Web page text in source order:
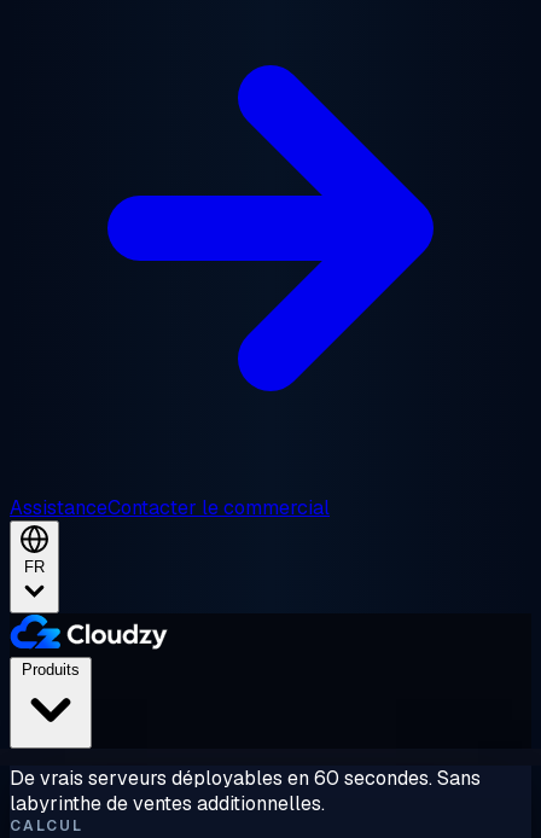
AssistanceContacter le commercial
FR
De vrais serveurs déployables en 60 secondes. Sans
labyrinthe de ventes additionnelles.
CALCUL